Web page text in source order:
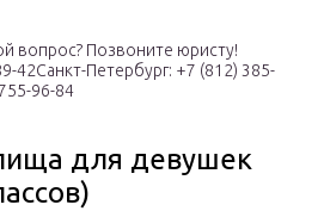
вопрос? Позвоните юристу!
42Санкт-Петербург: +7 (812) 385-
96-84
для девушек